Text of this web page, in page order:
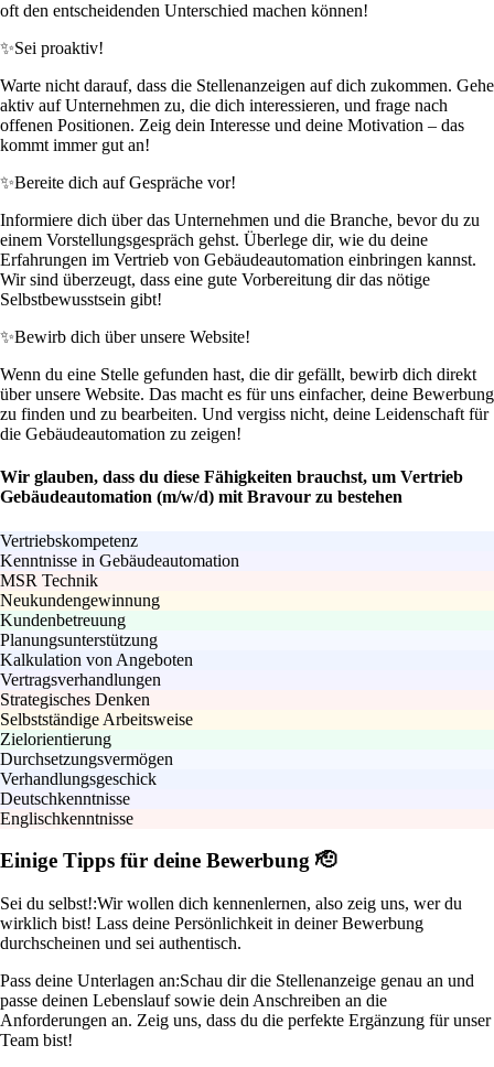
oft den entscheidenden Unterschied machen können!
✨Sei proaktiv!
Warte nicht darauf, dass die Stellenanzeigen auf dich zukommen. Gehe
aktiv auf Unternehmen zu, die dich interessieren, und frage nach
offenen Positionen. Zeig dein Interesse und deine Motivation – das
kommt immer gut an!
✨Bereite dich auf Gespräche vor!
Informiere dich über das Unternehmen und die Branche, bevor du zu
einem Vorstellungsgespräch gehst. Überlege dir, wie du deine
Erfahrungen im Vertrieb von Gebäudeautomation einbringen kannst.
Wir sind überzeugt, dass eine gute Vorbereitung dir das nötige
Selbstbewusstsein gibt!
✨Bewirb dich über unsere Website!
Wenn du eine Stelle gefunden hast, die dir gefällt, bewirb dich direkt
über unsere Website. Das macht es für uns einfacher, deine Bewerbung
zu finden und zu bearbeiten. Und vergiss nicht, deine Leidenschaft für
die Gebäudeautomation zu zeigen!
Wir glauben, dass du diese Fähigkeiten brauchst, um Vertrieb
Gebäudeautomation (m/w/d) mit Bravour zu bestehen
Vertriebskompetenz
Kenntnisse in Gebäudeautomation
MSR Technik
Neukundengewinnung
Kundenbetreuung
Planungsunterstützung
Kalkulation von Angeboten
Vertragsverhandlungen
Strategisches Denken
Selbstständige Arbeitsweise
Zielorientierung
Durchsetzungsvermögen
Verhandlungsgeschick
Deutschkenntnisse
Englischkenntnisse
Einige Tipps für deine Bewerbung 🫡
Sei du selbst!:Wir wollen dich kennenlernen, also zeig uns, wer du
wirklich bist! Lass deine Persönlichkeit in deiner Bewerbung
durchscheinen und sei authentisch.
Pass deine Unterlagen an:Schau dir die Stellenanzeige genau an und
passe deinen Lebenslauf sowie dein Anschreiben an die
Anforderungen an. Zeig uns, dass du die perfekte Ergänzung für unser
Team bist!